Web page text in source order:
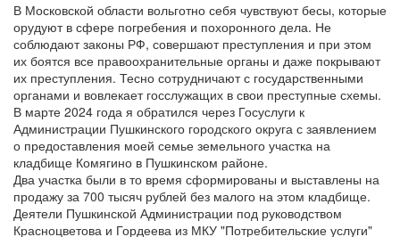
В Московской области вольготно себя чувствуют бесы, которые
орудуют в сфере погребения и похоронного дела. Не
соблюдают законы РФ, совершают преступления и при этом
их боятся все правоохранительные органы и даже покрывают
их преступления. Тесно сотрудничают с государственными
органами и вовлекает госслужащих в свои преступные схемы.
В марте 2024 года я обратился через Госуслуги к
Администрации Пушкинского городского округа с заявлением
о предоставления моей семье земельного участка на
кладбище Комягино в Пушкинском районе.
Два участка были в то время сформированы и выставлены на
продажу за 700 тысяч рублей без малого на этом кладбище.
Деятели Пушкинской Администрации под руководством
Красноцветова и Гордеева из МКУ "Потребительские услуги"